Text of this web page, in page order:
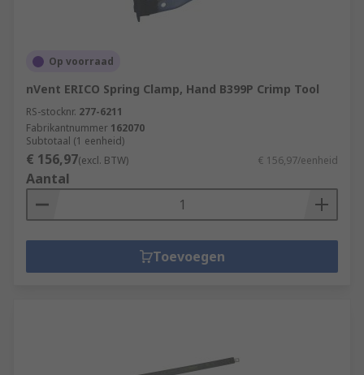
Op voorraad
nVent ERICO Spring Clamp, Hand B399P Crimp Tool
RS-stocknr. 277-6211
Fabrikantnummer 162070
Subtotaal (1 eenheid)
€ 156,97(excl. BTW) € 156,97/eenheid
Aantal
Toevoegen